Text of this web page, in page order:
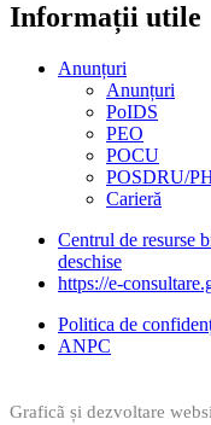
Informații utile​
Anunțuri
Anunțuri
PoIDS
PEO
POCU
POSDRU/
Carieră
Centrul de resurse
deschise
https://e-
Politica de
ANPC
Graficã și dezvoltare